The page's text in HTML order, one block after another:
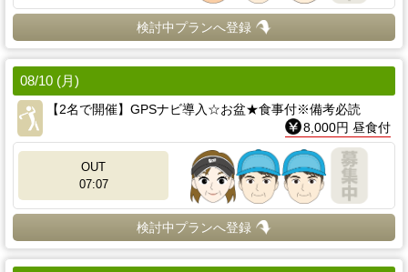
検討中プランへ登録
08/10 (月)
【2名で開催】GPSナビ導入☆お盆★食事付※備考必読
8,000円 昼食付
OUT
07:07
検討中プランへ登録